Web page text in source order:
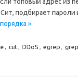
подбирает пароли
»
, cut, DDoS , egrep , grep